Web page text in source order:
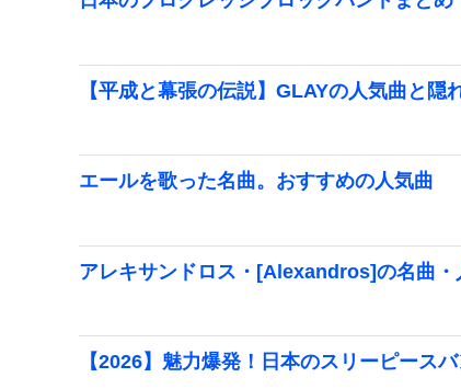
【平成と幕張の伝説】GLAYの人気曲と隠
エールを歌った名曲。おすすめの人気曲
アレキサンドロス・[Alexandros]の名曲・
【2026】魅力爆発！日本のスリーピース